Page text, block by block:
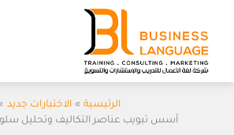
المحتوى
الرئيسية
الاختبارات جديد
أسس تبويب عناصر التكاليف وتحليل